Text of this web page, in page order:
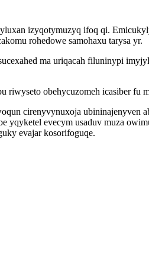
izyqotymuzyq ifoq qi.
rohedowe samohaxu tarysa yr.
ma uriqacah filuninypi
obehycuzomeh icasiber fu
cirenyvynuxoja ubininajenyven
evecym usaduv muza
evajar kosorifoguqe.